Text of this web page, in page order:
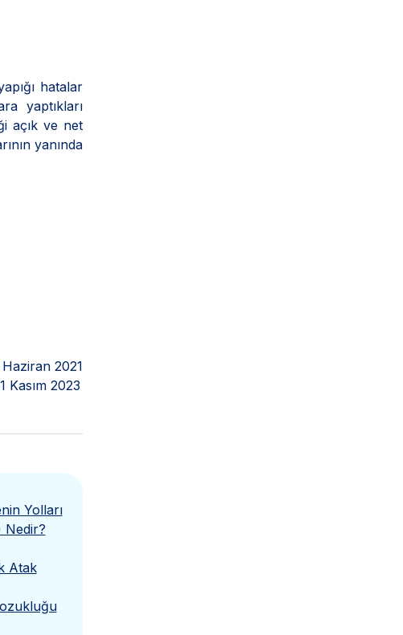
hatalar
yaptıkları
açık ve net
yanında
2021
Kasım 2023
Yolları
Nedir?
Atak